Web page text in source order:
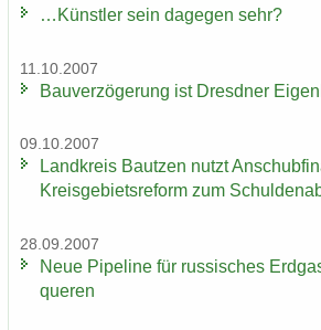
…Künst­ler sein da­ge­gen sehr?
11.10.2007
Bau­ver­zö­ge­rung ist Dresd­ner
09.10.2007
Land­kreis Baut­zen nutzt
Kreis­ge­biets­re­form zum
28.09.2007
Neue Pipe­line für rus­si­sches
que­ren